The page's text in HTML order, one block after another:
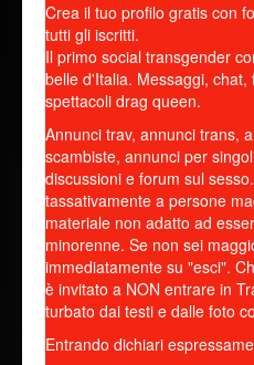
Crea il tuo profilo gratis con
tutti gli iscritti.
Il primo social transgender
belle d'Italia. Messaggi,
spettacoli drag queen.
Annunci trav, annunci trans,
scambiste, annunci per
discussioni e forum sul
tassativamente a persone
materiale non adatto ad
minorenne. Se non sei
immediatamente su "esci".
è invitato a NON entrare in
turbato dai testi e dalle foto
Entrando dichiari